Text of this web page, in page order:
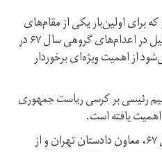
برای اولین‌بار یکی از مقام‌های
قضایی‌امنیتی جمهوری اسلامی دخیل در اعدام‌های گروهی سال ۶۷ در
از اهمیت ویژه‌ای برخوردار
رئیسی بر کرسی ریاست جمهوری
یافته است.
رئیسی که در جریان اعدام‌های سال ۶۷، معاون دادستان تهران و از